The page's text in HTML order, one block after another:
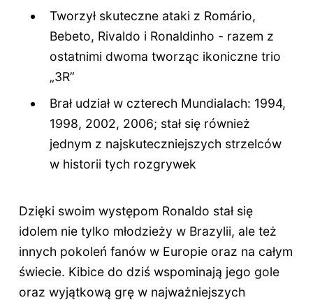
Tworzył skuteczne ataki z Romário,
Bebeto, Rivaldo i Ronaldinho - razem z
ostatnimi dwoma tworząc ikoniczne trio
„3R”
Brał udział w czterech Mundialach: 1994,
1998, 2002, 2006; stał się również
jednym z najskuteczniejszych strzelców
w historii tych rozgrywek
Dzięki swoim występom Ronaldo stał się
idolem nie tylko młodzieży w Brazylii, ale też
innych pokoleń fanów w Europie oraz na całym
świecie. Kibice do dziś wspominają jego gole
oraz wyjątkową grę w najważniejszych